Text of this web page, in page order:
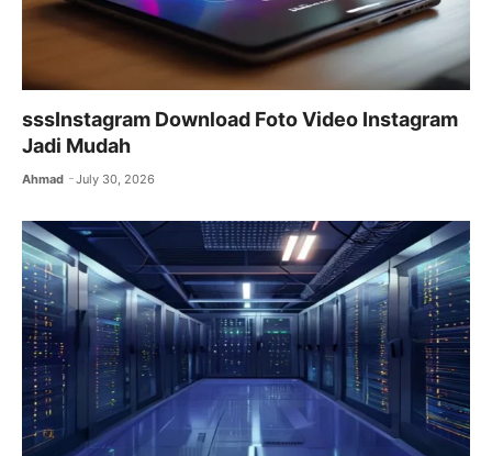
sssInstagram Download Foto Video Instagram
Jadi Mudah
Ahmad July 30, 2026